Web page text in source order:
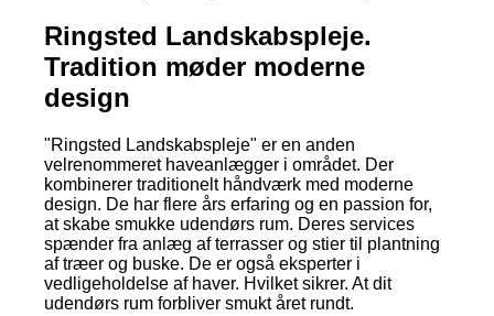
Ringsted Landskabspleje.
Tradition møder moderne
design
"Ringsted Landskabspleje" er en anden
velrenommeret haveanlægger i området. Der
kombinerer traditionelt håndværk med moderne
design. De har flere års erfaring og en passion for,
at skabe smukke udendørs rum. Deres services
spænder fra anlæg af terrasser og stier til plantning
af træer og buske. De er også eksperter i
vedligeholdelse af haver. Hvilket sikrer. At dit
udendørs rum forbliver smukt året rundt.